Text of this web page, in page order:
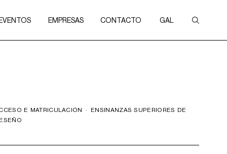
EMPRESAS CONTACTO GAL
E MATRICULACIÓN · ENSINANZAS SUPERIORES DE